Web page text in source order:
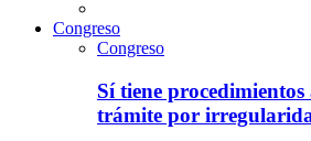
Congreso
Congreso
Sí tiene
trámite por